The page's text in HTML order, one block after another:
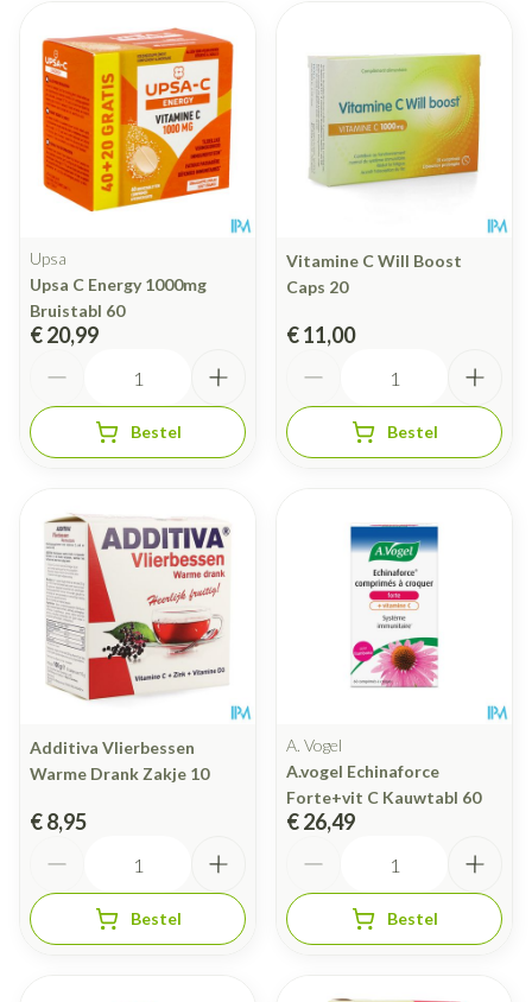
Upsa
Upsa C Energy 1000mg
Bruistabl 60
€ 20,99
Bestel
Vitamine C Will Boost
Caps 20
€ 11,00
Bestel
Additiva Vlierbessen
Warme Drank Zakje 10
€ 8,95
Bestel
A. Vogel
A.vogel Echinaforce
Forte+vit C Kauwtabl 60
€ 26,49
Bestel